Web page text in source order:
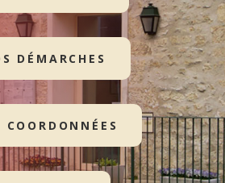
DÉMARCHES
COORDONNÉES